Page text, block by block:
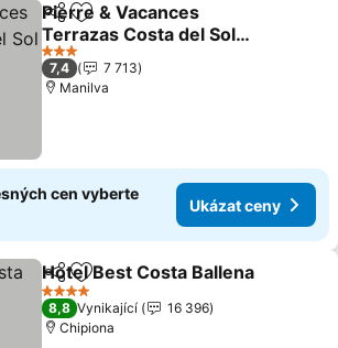
SdíletPřidat na seznam oblíbených
Pierre & Vacances
Terrazas Costa del Sol
Resort
Ukázat ceny
3 Počet hvězdiček
7,4
7 713
Manilva
cen vyberte
Ukázat ceny
SdíletPřidat na seznam oblíbených
Hotel Best Costa Ballena
4 Počet hvězdiček
8,8 Vynikající
16 396
Chipiona